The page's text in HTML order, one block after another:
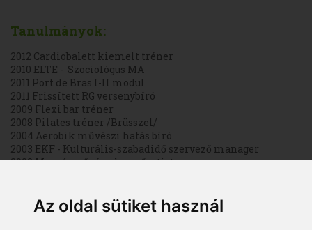
Az oldal sütiket használ
Tanulmányok:
2012 Cardiobalett kiemelt tréner
2010 ELTE - Szociológus MA
2011 Port de Bras I-II modul
2011 Frissített RG versenybíró
2009 Flexi bar tréner
2008 Pilates tréner /Brüsszel/
2004 Aerobik művészi hatás bíró
2003 EKF - Kulturális-szabadidő szervező manager
2002 Mozgásművész-levegőartista
vendéglátás-szálloda szak